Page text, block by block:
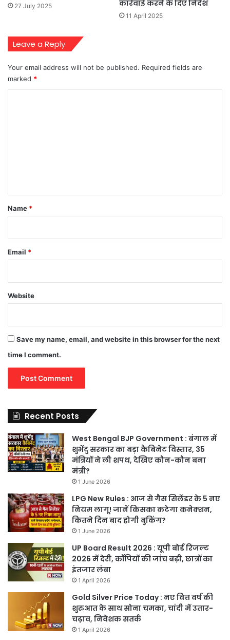
27 July 2025 कार्रवाई करने के दिए निर्देश
11 April 2025
Leave a Reply
Your email address will not be published. Required fields are
marked *
*
Name *
Email *
Website
Save my name, email, and website in this browser for the next
time I comment.
Recent Posts
West Bengal BJP Government : बंगाल में
शुभेंदु सरकार का बड़ा कैबिनेट विस्तार, 35
मंत्रियों ने ली शपथ, देखिए कौन-कौन बना
मंत्री?
1 June 2026
LPG New Rules : आज से गैस सिलेंडर के 5 नए
नियम लागू! जानें किसका कटेगा कनेक्शन,
कितने दिन बाद होगी बुकिंग?
1 June 2026
UP Board Result 2026 : यूपी बोर्ड रिजल्ट
2026 में देरी, कॉपियों की जांच बढ़ी, छात्रों का
इंतजार लंबा
1 April 2026
Gold Silver Price Today : नए वित्त वर्ष की
शुरुआत के साथ सोना चमका, चांदी में उतार-
चढ़ाव, निवेशक सतर्क
1 April 2026